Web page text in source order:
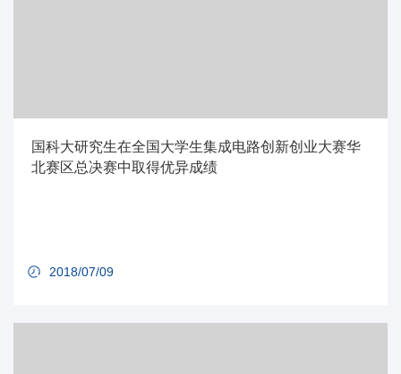
国科大研究生在全国大学生集成电路创新创业大赛华
北赛区总决赛中取得优异成绩
2018/07/09